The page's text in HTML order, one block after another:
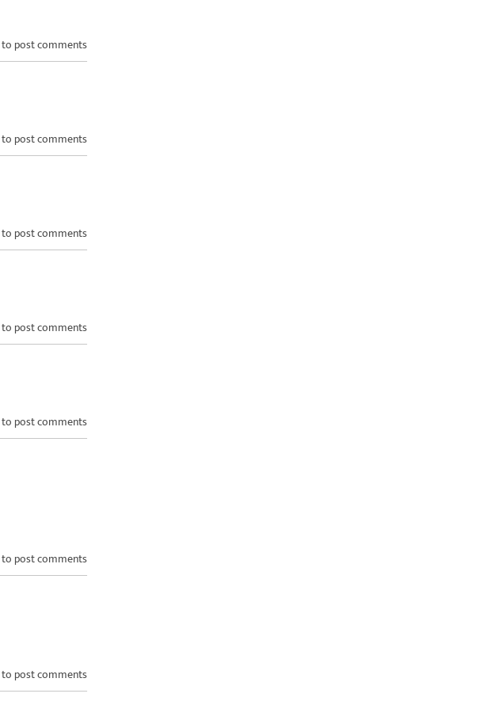
to post comments
to post comments
to post comments
to post comments
to post comments
to post comments
to post comments